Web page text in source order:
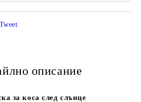
Tweet
описание
за коса след слънце